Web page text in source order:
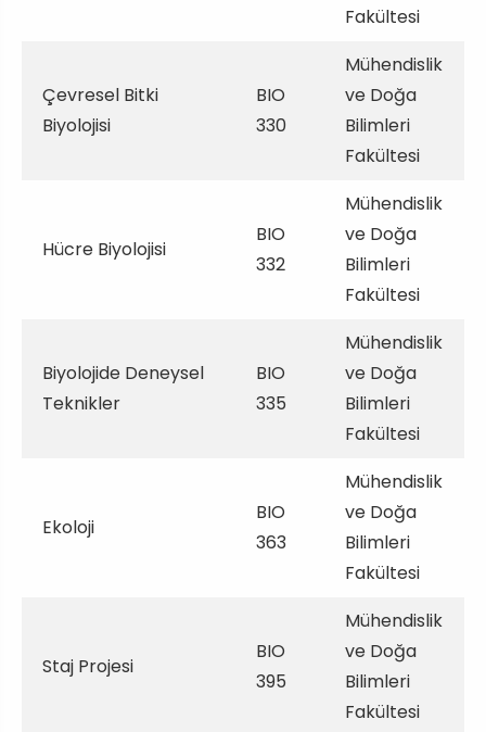
Fakültesi
Çevresel Bitki
Biyolojisi
BIO
330
Mühendislik
ve Doğa
Bilimleri
Fakültesi
Hücre Biyolojisi
BIO
332
Mühendislik
ve Doğa
Bilimleri
Fakültesi
Biyolojide Deneysel
Teknikler
BIO
335
Mühendislik
ve Doğa
Bilimleri
Fakültesi
Ekoloji
BIO
363
Mühendislik
ve Doğa
Bilimleri
Fakültesi
Staj Projesi
BIO
395
Mühendislik
ve Doğa
Bilimleri
Fakültesi